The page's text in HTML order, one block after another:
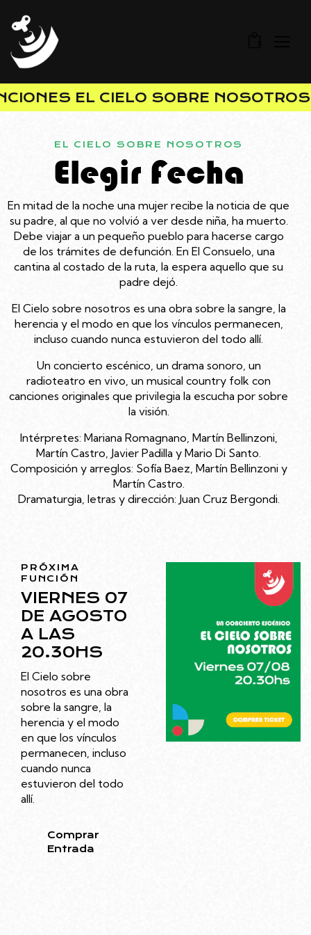
EL CIELO SOBRE NOSOTROS
EL CIELO SOBRE NOSOTROS
Elegir Fecha
En mitad de la noche una mujer recibe la noticia de que
su padre, al que no volvió a ver desde niña, ha muerto.
Debe viajar a un pequeño pueblo para hacerse cargo
de los trámites de defunción. En El Consuelo, una
cantina al costado de la ruta, la espera aquello que su
padre dejó.
El Cielo sobre nosotros es una obra sobre la sangre, la
herencia y el modo en que los vínculos permanecen,
incluso cuando nunca estuvieron del todo allí.
Un concierto escénico, un drama sonoro, un
radioteatro en vivo, un musical country folk con
canciones originales que privilegia la escucha por sobre
la visión.
Intérpretes: Mariana Romagnano, Martín Bellinzoni,
Martín Castro, Javier Padilla y Mario Di Santo.
Composición y arreglos: Sofía Baez, Martín Bellinzoni y
Martín Castro.
Dramaturgia, letras y dirección: Juan Cruz Bergondi.
PRÓXIMA
FUNCIÓN
VIERNES 07
DE AGOSTO
A LAS
20.30HS
El Cielo sobre
nosotros es una obra
sobre la sangre, la
herencia y el modo
en que los vínculos
permanecen, incluso
cuando nunca
estuvieron del todo
allí.
Comprar
Entrada